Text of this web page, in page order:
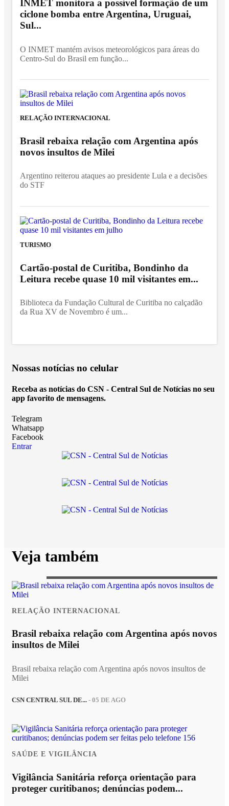
INMET monitora a possível formação de um
ciclone bomba entre Argentina, Uruguai,
Sul...
O INMET mantém avisos meteorológicos para áreas do
Centro-Sul do Brasil em função...
RELAÇÃO INTERNACIONAL
Brasil rebaixa relação com Argentina após
novos insultos de Milei
Argentino reiterou ataques ao presidente Lula e a decisões
do STF
TURISMO
Cartão-postal de Curitiba, Bondinho da
Leitura recebe quase 10 mil visitantes em...
Biblioteca da Fundação Cultural de Curitiba no calçadão
da Rua XV de Novembro é um...
Nossas notícias no celular
Receba as notícias do CSN - Central Sul de Notícias no seu
app favorito de mensagens.
Telegram
Whatsapp
Facebook
Entrar
Veja também
RELAÇÃO INTERNACIONAL
Brasil rebaixa relação com Argentina após novos
insultos de Milei
Brasil rebaixa relação com Argentina após novos insultos de
Milei
CSN CENTRAL SUL DE... - 05 DE AGO
SAÚDE E VIGILÂNCIA
Vigilância Sanitária reforça orientação para
proteger curitibanos; denúncias podem...